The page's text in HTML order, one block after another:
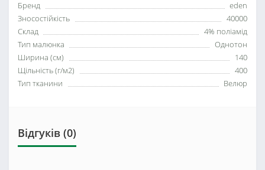
Бренд
eden
Зносостійкість
40000
Склад
4% поліамід
Тип малюнка
Однотон
Ширина (см)
140
Щільність (г/м2)
400
Тип тканини
Велюр
Відгуків (0)